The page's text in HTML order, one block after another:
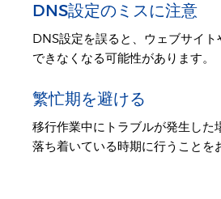
DNS設定のミスに注意
DNS設定を誤ると、ウェブサイト
できなくなる可能性があります。
繁忙期を避ける
移行作業中にトラブルが発生した
落ち着いている時期に行うことを